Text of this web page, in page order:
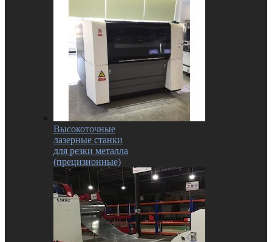
Высокоточные
лазерные станки
для резки металла
(прецизионные)